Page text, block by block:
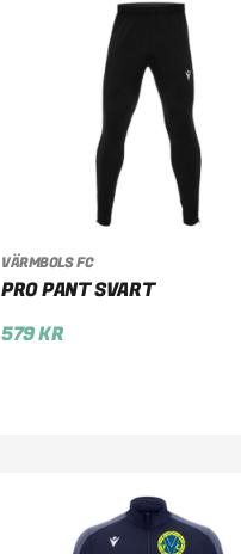
VÄRMBOLS FC
PRO PANT SVART
579KR
VÄLJ ALTERNATIV